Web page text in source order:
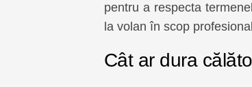
pentru a respecta
la volan în scop
Cât ar dura